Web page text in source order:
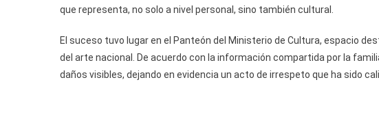
El
Día
De
que representa, no solo a nivel personal, sino también cultural.
El suceso tuvo lugar en el Panteón del Ministerio de Cultura, espacio
del arte nacional. De acuerdo con la información compartida por la
daños visibles, dejando en evidencia un acto de irrespeto que ha sido